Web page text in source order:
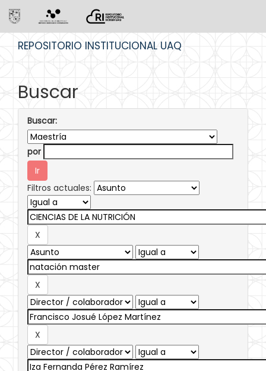
REPOSITORIO INSTITUCIONAL UAQ
Buscar
Buscar:
por
Filtros actuales: